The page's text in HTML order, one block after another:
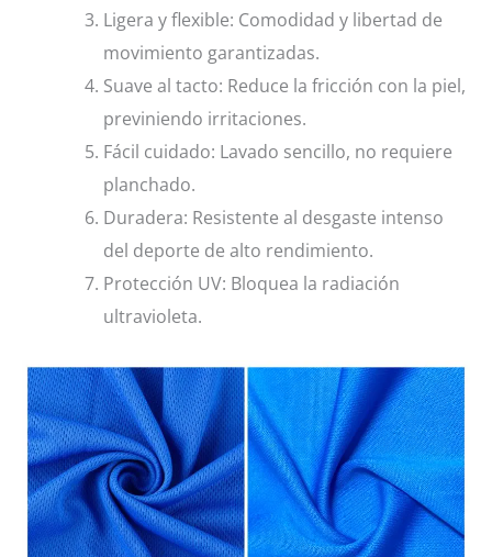
Ligera y flexible: Comodidad y libertad de
movimiento garantizadas.
Suave al tacto: Reduce la fricción con la piel,
previniendo irritaciones.
Fácil cuidado: Lavado sencillo, no requiere
planchado.
Duradera: Resistente al desgaste intenso
del deporte de alto rendimiento.
Protección UV: Bloquea la radiación
ultravioleta.